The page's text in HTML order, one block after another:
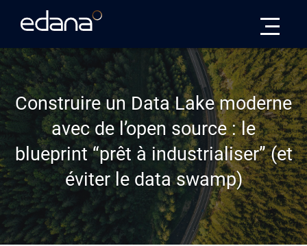
Construire un Data Lake moderne
avec de l’open source : le
blueprint “prêt à industrialiser” (et
éviter le data swamp)